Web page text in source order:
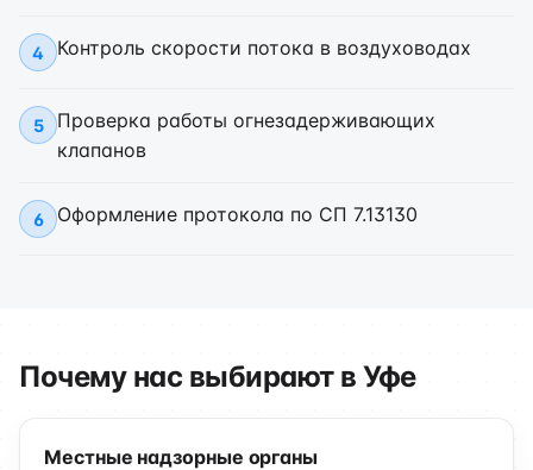
4 Контроль скорости потока в воздуховодах
5
Проверка работы огнезадерживающих
клапанов
6 Оформление протокола по СП 7.13130
Почему нас выбирают в Уфе
Местные надзорные органы